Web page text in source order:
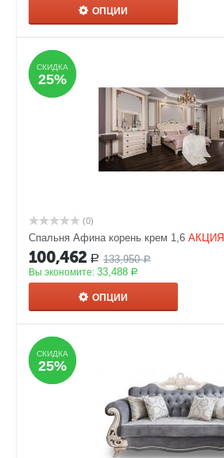
ОПЦИИ
СКИДКА
25%
СКИДКА
25%
(0)
Спальня Афина корень крем 1,6 АКЦИЯ
100,462 Р 133,950 Р
Вы экономите: 33,488 Р
ОПЦИИ
СКИДКА
25%
СКИДКА
25%